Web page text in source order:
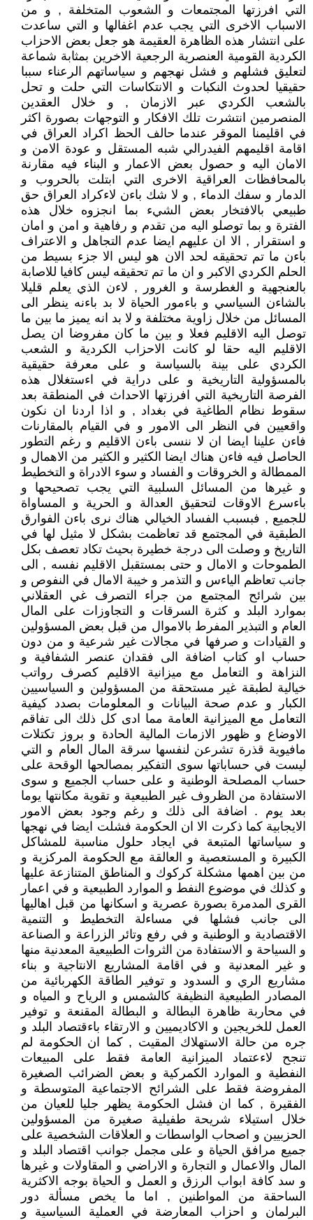
التي افرزتها المجتمعات و الشعوب المتخلفة , و من
الاسباب الاخرى التي يجب عدم اغفالها و التي ساعدت
على انتشار هذه الظاهرة العقيمة هو جعل بعض الاحزاب
الكردية القومية العنصرية الرجعية الاخرين بمثابة شماعة
لتعليق فشلهم و فشل نهجهم و سياساتهم الرعناء سببا
حقيقيا لحدوث النكبات و الانتكاسات التي حلت و تحل
بالشعب الكردي عبر الازمان , و خلال العقدين
المنصرمين انتشرت تلك الافكار و التوجهات بصورة اكثر
في اقليمنا الموقر عندما حالف الحظ اكراد العراق في
اقامة اقليمهم الفيدرالي شبه المستقل و عودة الامن و
الامان اليه و حصول بعض الاعمار و البناء فيه مقارنة
بالمحافظات العراقية الاخرى التي ابتلت بالحروب و
الدمار و سفك الدماء , و لا شك باءن لاءكراد العراق حق
طبيعي بالافتخار بعض الشيء بما انجزوه خلال هذه
الفترة و بما توصلو اليه من تقدم و رفاهية و امن و امان
و استقرار , الا ان عليهم ايضا عدم التجاهل و الاعتراف
باءن ما تم تحقيقه لحد الان هو ليس الا جزء بسيط من
الحلم الكردي الاكبر و ان ما تم تحقيقه ليس كافيا للاصابة
بالعنجهية و الغطرسة و الغرور , لاءن الذي يعلم قليلا
بالشاءن السياسي و باءمور الحياة لا بد باءنه ينظر الى
المسائل من خلال زاوية مختلفة و لا بد انه يميز ما بين ما
توصل اليه الاقليم فعلا و بين ما كان مفروضا ان يصل
الاقليم اليه حقا لو كانت الاحزاب الكردية و الشعب
الكردي على بينة بالسياسة و على معرفة حقيقية
بالمسؤولية التاريخية و على دراية في اءستغلال هذه
الفرصة التاريخية التي افرزتها الاحداث في المنطقة بعد
سقوط نظام الطاغية في بغداد , و اذا اردنا ان نكون
واقعيين في النظر الى الامور و في القيام بالمقارنات
فاءن علينا ايضا ان لا ننسى باءن الاقليم و رغم التطور
الحاصل فيه فاءن هناك ايضا الكثير و الكثير من الاهمال و
الممطالة و الخروقات و الفساد و سوء الادراة و التخطيط
و غيرها من المسائل السلبية التي يجب تصحيحها و
باءسرع الاوقات لتحقيق العدالة و الحرية و المساواة
للجميع , فبسبب الفساد الخيالي هناك نرى باءن الفوارق
الطبقية في المجتمع قد تعاظمت بشكل لا مثيل لها في
التاريخ و وصلت الى درجة خطيرة بحيث تكاد تعصف بكل
الطموحات و الامال و حتى بمستقبل الاقليم نفسه , الى
جانب تعاظم الياءس و التذمر و خيبة الامال في النفوص و
بين شرائح المجتمع من جراء التصرف غي العقلاني
بموارد البلد و كثرة السرقات و التجاوزات على المال
العام و التبذير المفرط بالاموال من قبل بعض المسؤولين
و القيادات و صرفها في مجالات غير شرعية و من دون
حساب او كتاب اضافة الى فقدان عنصر الشفافية و
النزاهة و التعامل مع ميزانية الاقليم كصرف رواتب
خيالية لطبقة غير مستحقة من المسؤولين و السياسيين
الكبار و عدم صحة البيانات و المعلومات بصدد كيفية
التعامل مع الميزانية العامة مما ادى كل ذلك الى تفاقم
الاوضاع و ظهور الازمات المالية الحادة و بروز تكتلات
مافيوية قذرة تشرعن لنفسها سرقة المال العام و التي
ليست في حساباتها سوى التفكير بمصالحها الوقحة على
حساب المصلحة الوطنية و على حساب الجميع و سوى
الاستفادة من الظروف غير الطبيعية و تقوية مكانتها يوما
بعد يوم . اضافة الى ذلك و رغم وجود بعض الامور
الايجابية كما ذكرت الا ان الحكومة فشلت ايضا في نهجها
و سياساتها المتبعة في ايجاد حلول مناسبة للمشاكل
الكبيرة و المستعصية و العالقة مع الحكومة المركزية و
من بين اهمها مشكلة كركوك و المناطق المتنازعة عليها
و كذلك في موضوع النفط و الموارد الطبيعية و في اعمار
القرى المدمرة بصورة عصرية و اسكانها من قبل اهاليها
الى جانب فشلها في مساءلة التخطيط و التنمية
الاقتصادية و الوطنية و في رفع وتائر الزراعة و الصناعة
و السياحة و الاستفادة من الثروات الطبيعية المعدنية منها
و غير المعدنية و في اقامة المشاريع الانتاجية و بناء
مشاريع الري و السدود و توفير الطاقة الكهربائية من
المصادر الطبيعية النظيفة كالشمس و الرياح و المياه و
في محاربة ظاهرة البطالة و البطالة المقنعة و توفير
العمل للخريجين و الاكاديميين و الارتقاء باءقتصاد البلد و
جره من حالة الاستهلاك المقيت , كما ان الحكومة لم
تنجح لاءعتماد الميزانية العامة فقط على المبيعات
النفطية و الموارد الكمركية و بعض الضرائب الصغيرة
المفروضة فقط على الشرائح الاجتماعية المتوسطة و
الفقيرة , كما ان فشل الحكومة يظهر جليا للعيان من
خلال استيلاء شريحة طفيلية صغيرة من المسؤولين
الحزبيين و اصحاب الواسطات و العلاقات الشخصية على
جميع مرافق الحياة و على مجمل جوانب اقتصاد البلد و
المال والاعمال و التجارة و الاراضي و المقاولات و غيرها
و سد كافة ابواب الرزق و العمل و الحياة بوجه الاكثرية
الساحقة من المواطنين , اما ما يخص مسألة دور
البرلمان و احزاب المعارضة في العملية السياسية و